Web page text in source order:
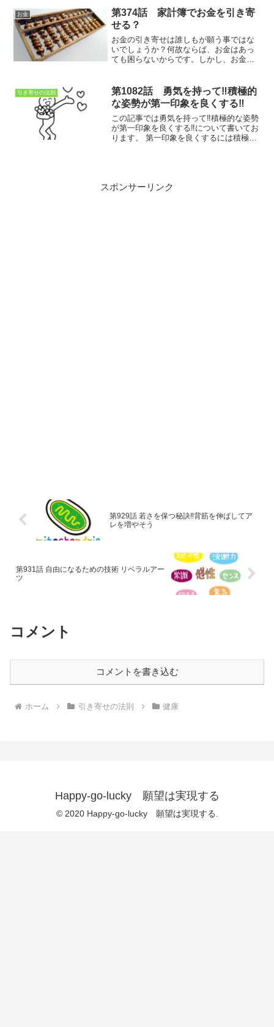
お金
第374話 家計簿でお金を引き寄
せる？
お金の引き寄せは誰しもが願う事ではな
いでしょうか？何故ならば、お金はあっ
ても困らないからです。しかし、お金そ
ことなのかも知れませんね。お金を自由
に使うためには、まず「アレ」をしまし
ょう。
引き寄せの法則
第1082話 勇気を持って‼積極的
な姿勢が第一印象を良くする‼
この記事では勇気を持って‼積極的な姿勢
が第一印象を良くする‼について書いてお
ります。 第一印象を良くするには積極性
スポンサーリンク
第929話 若さを保つ秘訣‼背筋を伸ばしてア
レを増やそう
第931話 自由になるための技術 リベラルアー
ツ
コメント
コメントを書き込む
ホーム 引き寄せの法則 健康
Happy-go-lucky 願望は実現する
© 2020 Happy-go-lucky 願望は実現する.